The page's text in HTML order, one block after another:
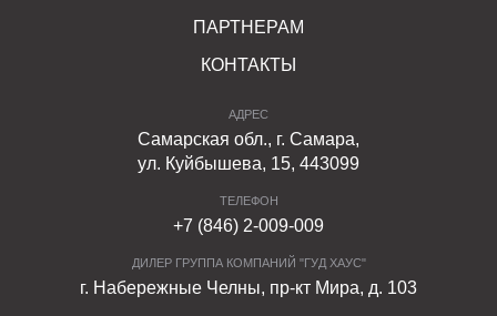
ПАРТНЕРАМ
КОНТАКТЫ
АДРЕС
Самарская обл., г. Самара,
ул. Куйбышева, 15, 443099
ТЕЛЕФОН
+7 (846) 2-009-009
ДИЛЕР ГРУППА КОМПАНИЙ "ГУД ХАУС"
г. Набережные Челны, пр-кт Мира, д. 103